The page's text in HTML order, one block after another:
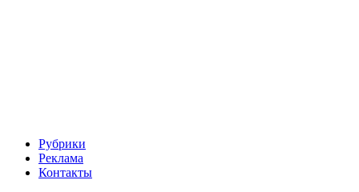
Рубрики
Реклама
Контакты